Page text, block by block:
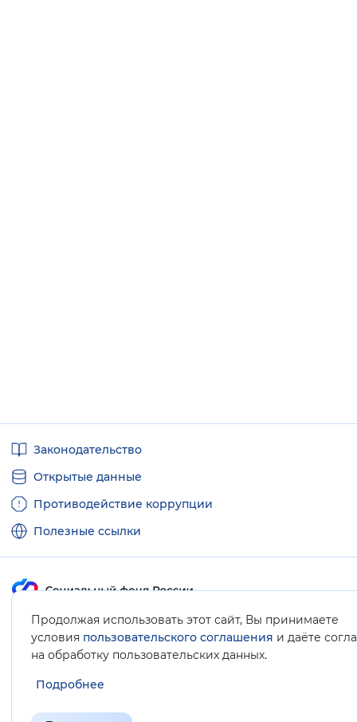
Продолжая использовать этот сайт, Вы принимаете
условия пользовательского соглашения и даёте
на обработку пользовательских данных.
Подробнее
ссылкиЗаконодательство
Открытые данные
Противодействие коррупции
Полезные ссылки
Карта сайта